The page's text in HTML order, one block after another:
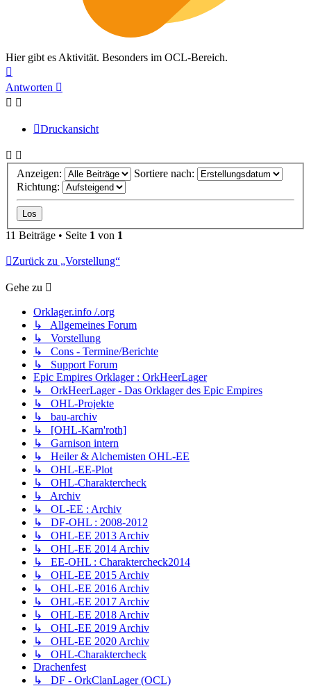
Hier gibt es Aktivität. Besonders im OCL-Bereich.
oben
Antworten
Druckansicht
Anzeigen:
Sortiere nach:
Richtung:
11 Beiträge • Seite 1 von 1
Zurück zu „Vorstellung“
Gehe zu
Orklager.info /.org
↳ Allgemeines Forum
↳ Vorstellung
↳ Cons - Termine/Berichte
↳ Support Forum
Epic Empires Orklager : OrkHeerLager
↳ OrkHeerLager - Das Orklager des Epic Empires
↳ OHL-Projekte
↳ bau-archiv
↳ [OHL-Karn'roth]
↳ Garnison intern
↳ Heiler & Alchemisten OHL-EE
↳ OHL-EE-Plot
↳ OHL-Charaktercheck
↳ Archiv
↳ OL-EE : Archiv
↳ DF-OHL : 2008-2012
↳ OHL-EE 2013 Archiv
↳ OHL-EE 2014 Archiv
↳ EE-OHL : Charaktercheck2014
↳ OHL-EE 2015 Archiv
↳ OHL-EE 2016 Archiv
↳ OHL-EE 2017 Archiv
↳ OHL-EE 2018 Archiv
↳ OHL-EE 2019 Archiv
↳ OHL-EE 2020 Archiv
↳ OHL-Charaktercheck
Drachenfest
↳ DF - OrkClanLager (OCL)